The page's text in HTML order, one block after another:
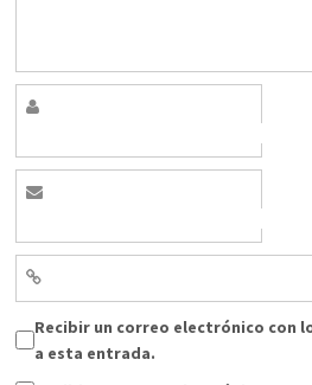
Recibir un correo electrónico con
a esta entrada.